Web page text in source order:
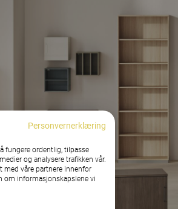
Personvernerklæring
fungere ordentlig, tilpasse
og analysere trafikken vår.
med våre partnere innenfor
om informasjonskapslene vi